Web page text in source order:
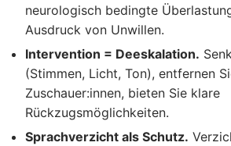
neurologisch bedingte
Ausdruck von Unwillen.
Intervention = Deeskalation.
(Stimmen, Licht, Ton), entfernen
Zuschauer:innen, bieten Sie klare
Rückzugsmöglichkeiten.
Sprachverzicht als Schutz.